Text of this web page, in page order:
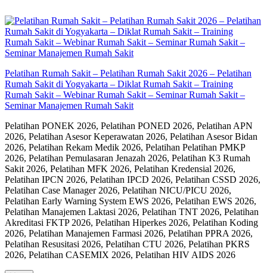
to
content
Pelatihan Rumah Sakit – Pelatihan Rumah Sakit 2026 – Pelatihan
Rumah Sakit di Yogyakarta – Diklat Rumah Sakit – Training
Rumah Sakit – Webinar Rumah Sakit – Seminar Rumah Sakit –
Seminar Manajemen Rumah Sakit
Pelatihan PONEK 2026, Pelatihan PONED 2026, Pelatihan APN
2026, Pelatihan Asesor Keperawatan 2026, Pelatihan Asesor Bidan
2026, Pelatihan Rekam Medik 2026, Pelatihan Pelatihan PMKP
2026, Pelatihan Pemulasaran Jenazah 2026, Pelatihan K3 Rumah
Sakit 2026, Pelatihan MFK 2026, Pelatihan Kredensial 2026,
Pelatihan IPCN 2026, Pelatihan IPCD 2026, Pelatihan CSSD 2026,
Pelatihan Case Manager 2026, Pelatihan NICU/PICU 2026,
Pelatihan Early Warning System EWS 2026, Pelatihan EWS 2026,
Pelatihan Manajemen Laktasi 2026, Pelatihan TNT 2026, Pelatihan
Akreditasi FKTP 2026, Pelatihan Hiperkes 2026, Pelatihan Koding
2026, Pelatihan Manajemen Farmasi 2026, Pelatihan PPRA 2026,
Pelatihan Resusitasi 2026, Pelatihan CTU 2026, Pelatihan PKRS
2026, Pelatihan CASEMIX 2026, Pelatihan HIV AIDS 2026